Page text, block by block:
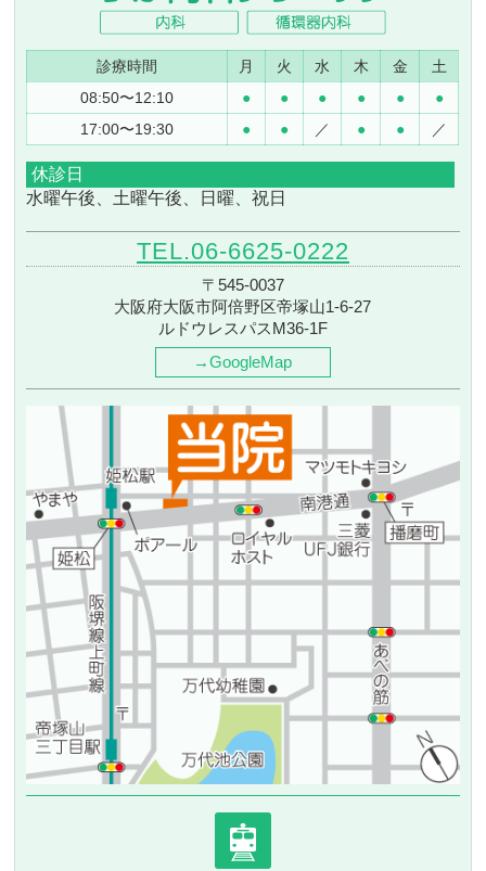
診療時間 月 火 水 木 金
土
08:50〜12:10
● ● ● ● ●
●
17:00〜19:30
● ● ／ ● ● ／
休診日
水曜午後、土曜午後、日曜、祝日
TEL.06-6625-0222
〒545-0037
大阪府大阪市阿倍野区帝塚山1-6-27
ルドウレスパスM36-1F
→GoogleMap